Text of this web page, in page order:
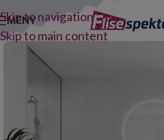
Skip to navigation
Skip to main content
MENY